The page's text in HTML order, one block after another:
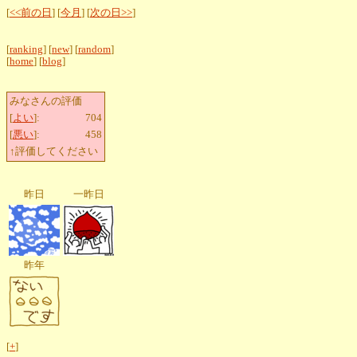
[<<前の日 ] [今月 ] [次の日>>]
[ranking] [new] [random]
[home] [blog]
みなさんの評価
[よい]:
704
[悪い]:
458
↑評価してください
昨日 一昨日
昨年
[+]